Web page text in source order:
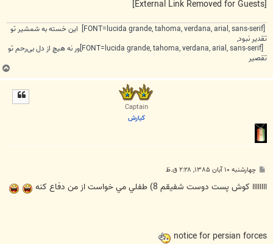
[FONT=lucida grande, tahoma, verdana, arial, sans-serif] این خسته به شمشیر تو
تقدیر نبود,
[FONT=lucida grande, tahoma, verdana, arial, sans-serif]ور نه هیچ از دل بی‌رحم تو
تقصیر
ب
ا
Captain
كيارش
پ
ت
چهارشنبه ۱۰ آبان ۱۳۸۵, ۲:۲۸ ق.ظ
اااااااا كوش پست دوست شفيقم 8) طفلي مي خواست از من دفاع كنه
notice for persian forces